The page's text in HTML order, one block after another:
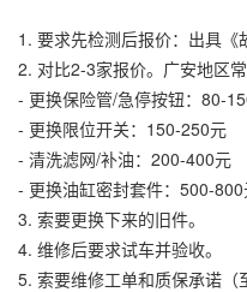
1. 要求先检测后报价：出具《
2. 对比2-3家报价。广安地区常
- 更换保险管/急停按钮：80-
- 更换限位开关：150-250元
- 清洗滤网/补油：200-400元
- 更换油缸密封套件：500-
3. 索要更换下来的旧件。
4. 维修后要求试车并验收。
5. 索要维修工单和质保承诺（